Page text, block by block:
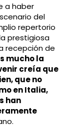
a haber
del
repertorio
prestigiosa
recepción de
mucho la
creía que
que no
en Italia,
han